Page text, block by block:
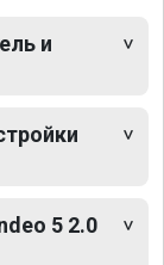
и
5 2.0